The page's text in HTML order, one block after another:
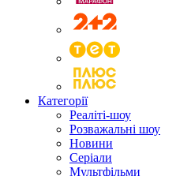
Категорії
Реаліті-шоу
Розважальні шоу
Новини
Серіали
Мультфільми